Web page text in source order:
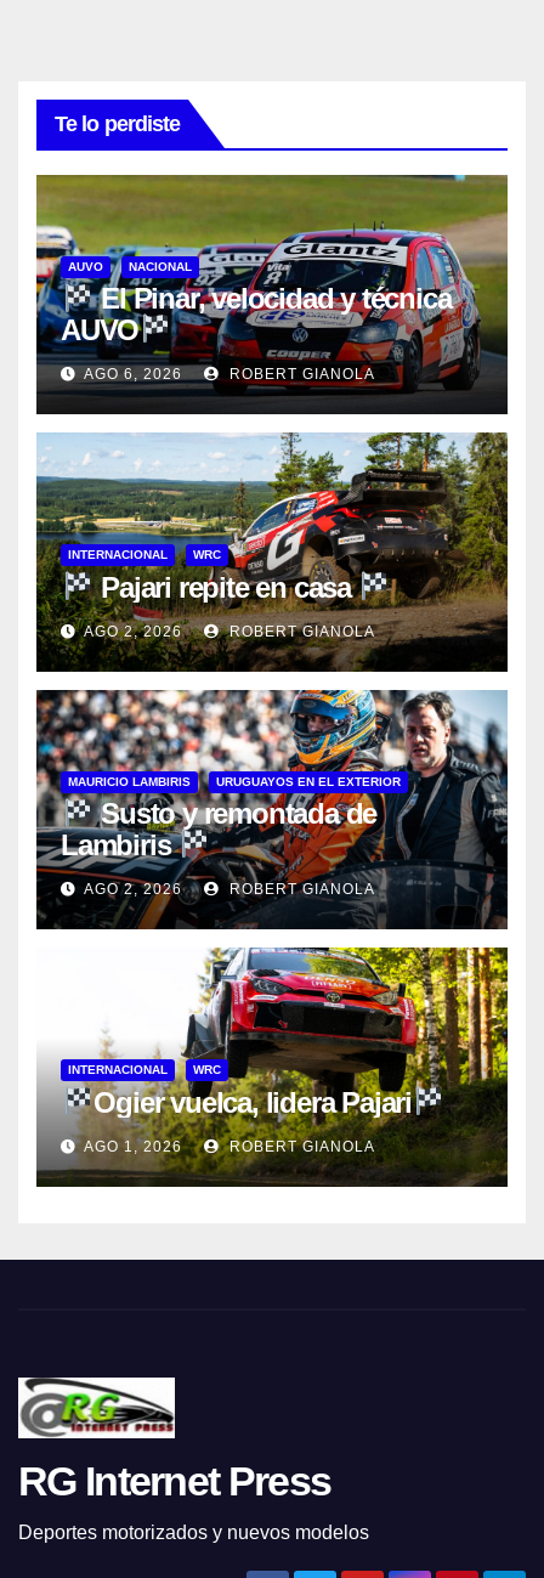
Te lo perdiste
AUVO NACIONAL
El Pinar, velocidad y técnica
AUVO
AGO 6, 2026 ROBERT GIANOLA
INTERNACIONAL WRC
Pajari repite en casa
AGO 2, 2026 ROBERT GIANOLA
MAURICIO LAMBIRIS URUGUAYOS EN EL EXTERIOR
Susto y remontada de
Lambiris
AGO 2, 2026 ROBERT GIANOLA
INTERNACIONAL WRC
Ogier vuelca, lidera Pajari
AGO 1, 2026 ROBERT GIANOLA
RG Internet Press
Deportes motorizados y nuevos modelos